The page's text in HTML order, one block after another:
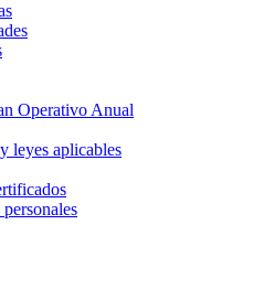
Operativo Anual
leyes aplicables